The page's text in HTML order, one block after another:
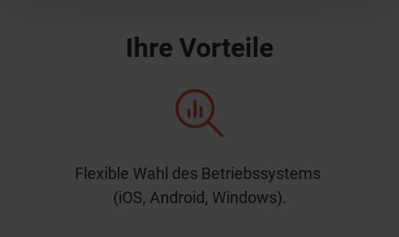
Ihre Vorteile
Flexible Wahl des Betriebssystems
(iOS, Android, Windows).